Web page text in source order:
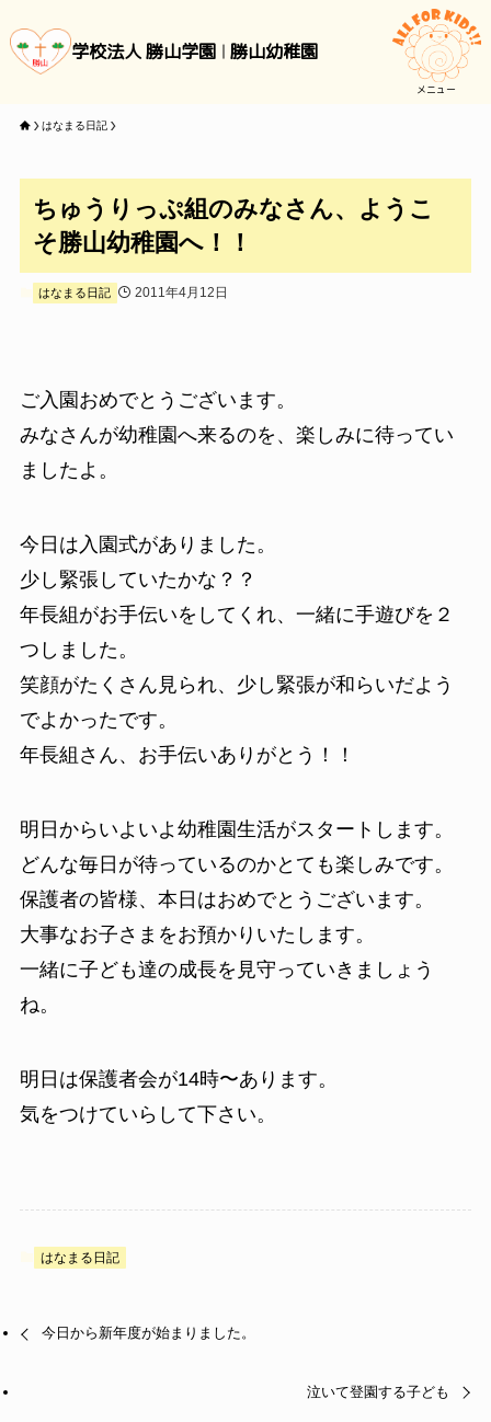
学校法人 勝山学園 勝山幼稚園
メニュー
はなまる日記
ちゅうりっぷ組のみなさん、ようこ
そ勝山幼稚園へ！！
はなまる日記 2011年4月12日
ご入園おめでとうございます。
みなさんが幼稚園へ来るのを、楽しみに待ってい
ましたよ。
今日は入園式がありました。
少し緊張していたかな？？
年長組がお手伝いをしてくれ、一緒に手遊びを２
つしました。
笑顔がたくさん見られ、少し緊張が和らいだよう
でよかったです。
年長組さん、お手伝いありがとう！！
明日からいよいよ幼稚園生活がスタートします。
どんな毎日が待っているのかとても楽しみです。
保護者の皆様、本日はおめでとうございます。
大事なお子さまをお預かりいたします。
一緒に子ども達の成長を見守っていきましょう
ね。
明日は保護者会が14時〜あります。
気をつけていらして下さい。
はなまる日記
今日から新年度が始まりました。
泣いて登園する子ども